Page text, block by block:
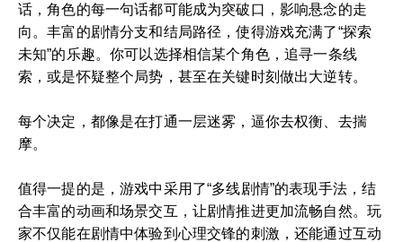
话，角色的每一句话都可能成为突破口，影响悬念的走
向。丰富的剧情分支和结局路径，使得游戏充满了“探索
未知”的乐趣。你可以选择相信某个角色，追寻一条线
索，或是怀疑整个局势，甚至在关键时刻做出大逆转。
每个决定，都像是在打通一层迷雾，逼你去权衡、去揣
摩。
值得一提的是，游戏中采用了“多线剧情”的表现手法，结
合丰富的动画和场景交互，让剧情推进更加流畅自然。玩
家不仅能在剧情中体验到心理交锋的刺激，还能通过互动